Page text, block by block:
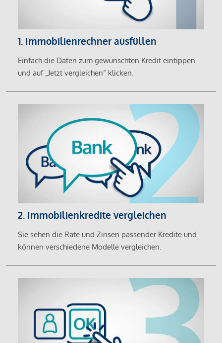
1. Immobilienrechner ausfüllen
Einfach die Daten zum gewünschten Kredit eintippen
und auf „Jetzt vergleichen“ klicken.
2. Immobilienkredite vergleichen
Sie sehen die Rate und Zinsen passender Kredite und
können verschiedene Modelle vergleichen.